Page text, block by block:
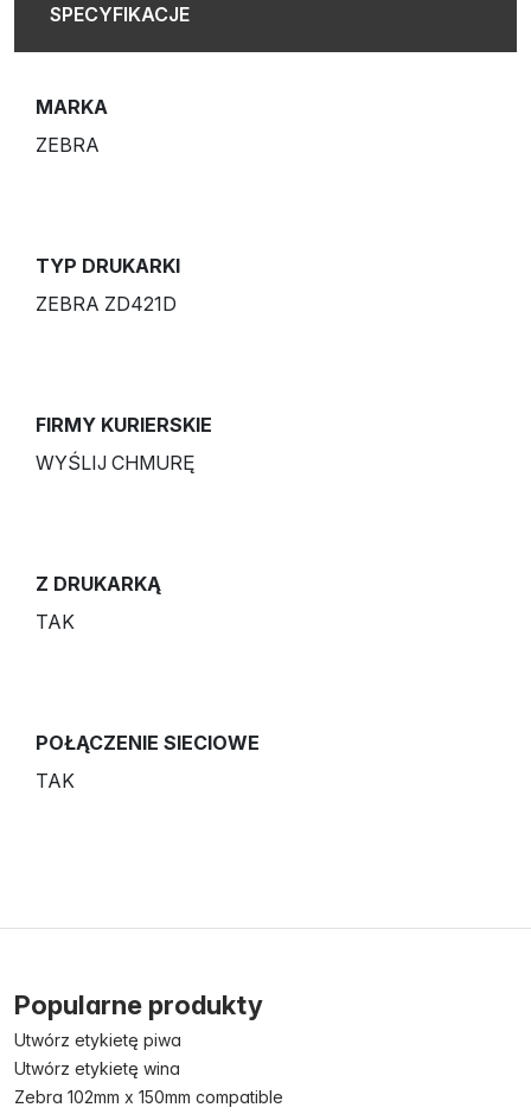
SPECYFIKACJE
MARKA
ZEBRA
TYP DRUKARKI
ZEBRA ZD421D
FIRMY KURIERSKIE
WYŚLIJ CHMURĘ
Z DRUKARKĄ
TAK
POŁĄCZENIE SIECIOWE
TAK
Popularne produkty
Utwórz etykietę piwa
Utwórz etykietę wina
Zebra 102mm x 150mm compatible